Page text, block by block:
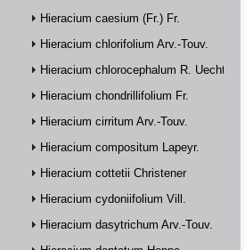
Hieracium caesium (Fr.) Fr.
Hieracium chlorifolium Arv.-Touv.
Hieracium chlorocephalum R. Uechtr.
Hieracium chondrillifolium Fr.
Hieracium cirritum Arv.-Touv.
Hieracium compositum Lapeyr.
Hieracium cottetii Christener
Hieracium cydoniifolium Vill.
Hieracium dasytrichum Arv.-Touv.